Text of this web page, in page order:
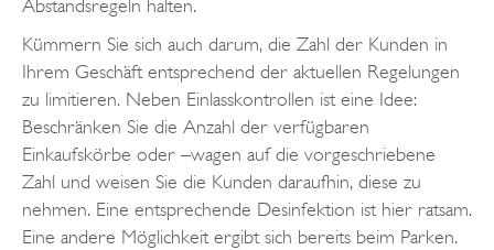
Abstandsregeln halten.
Kümmern Sie sich auch darum, die Zahl der Kunden in
Ihrem Geschäft entsprechend der aktuellen Regelungen
zu limitieren. Neben Einlasskontrollen ist eine Idee:
Beschränken Sie die Anzahl der verfügbaren
Einkaufskörbe oder –wagen auf die vorgeschriebene
Zahl und weisen Sie die Kunden daraufhin, diese zu
nehmen. Eine entsprechende Desinfektion ist hier ratsam.
Eine andere Möglichkeit ergibt sich bereits beim Parken.